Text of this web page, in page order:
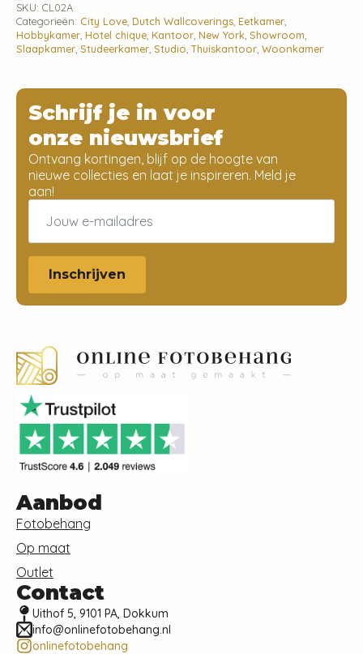
SKU: CL02A
Categorieën: City Love Dutch Wallcoverings Eetkamer
Hobbykamer Hotel chique Kantoor New York Showroom
Slaapkamer Studeerkamer Studio ,Thuiskantoor Woonkamer
Schrijf je in voor
onze nieuwsbrief
Ontvang kortingen, blijf op de hoogte van
nieuwe collecties en laat je inspireren. Meld je
aan!
Email
Inschrijven
Aanbod
Fotobehang
Op maat
Outlet
Contact
Uithof 5, 9101 PA, Dokkum
info@onlinefotobehang.nl
onlinefotobehang